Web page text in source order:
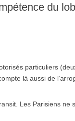
du
particuliers
là aussi de
Les Parisiens